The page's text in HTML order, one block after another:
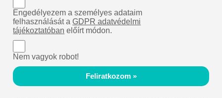
Engedélyezem a személyes adataim
felhasználását aGDPR adatvédelmi
tájékoztatóban előírt módon.
Nem vagyok robot!
Feliratkozom »